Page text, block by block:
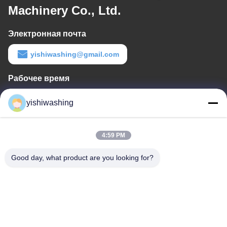
Machinery Co., Ltd.
Электронная почта
yishiwashing@gmail.com
Рабочее время
9:00-18:00
Наш адрес
yishiwashing
4:59 PM
Good day, what product are you looking for?